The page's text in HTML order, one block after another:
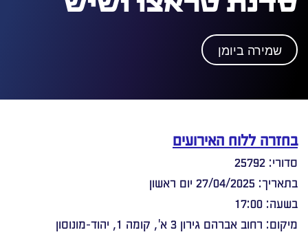
שמירה ביומן
בחזרה ללוח האירועים
סדורי: 25792
בתאריך: 27/04/2025 יום ראשון
בשעה: 17:00
מיקום: רחוב אברהם גירון 3 א', קומה 1, יהוד-מונוסון